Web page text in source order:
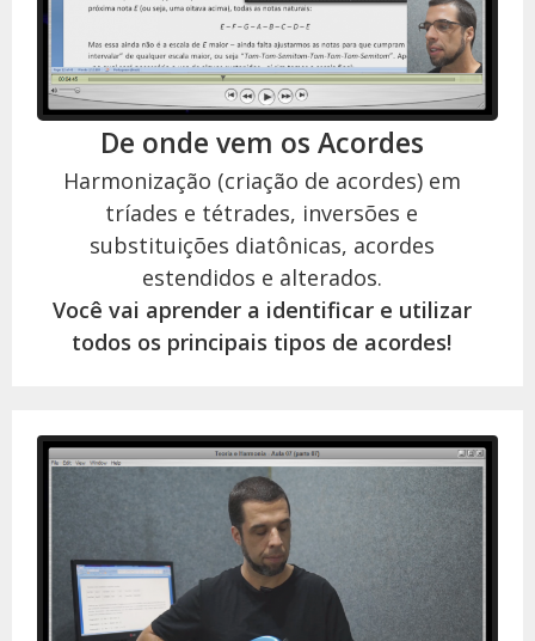
De onde vem os Acordes
Harmonização (criação de acordes) em
tríades e tétrades, inversões e
substituições diatônicas, acordes
estendidos e alterados.
Você vai aprender a identificar e utilizar
todos os principais tipos de acordes!